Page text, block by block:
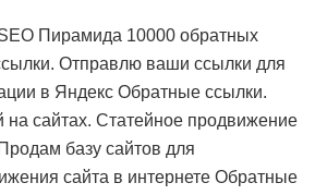
Пирамида 10000 обратных
Отправлю ваши ссылки для
в Яндекс Обратные ссылки.
на сайтах. Статейное продвижение
базу сайтов для
сайта в интернете Обратные